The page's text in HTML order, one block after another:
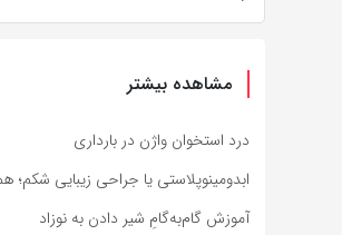
مشاهده بیشتر
درد استخوان واژن در بارداری
ابدومینوپلاستی یا جراحی زیبایی شکم؛
آموزش گام‌به‌گامِ شیر دادن به نوزاد